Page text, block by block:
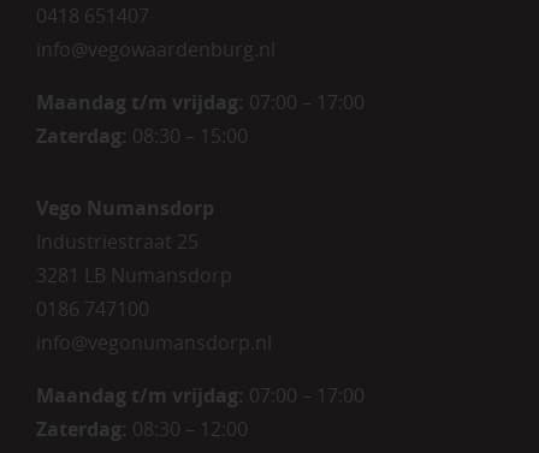
0418 651407
info@vegowaardenburg.nl
Maandag t/m vrijdag: 07:00 – 17:00
Zaterdag: 08:30 – 15:00
Vego Numansdorp
Industriestraat 25
3281 LB Numansdorp
0186 747100
info@vegonumansdorp.nl
Maandag t/m vrijdag: 07:00 – 17:00
Zaterdag: 08:30 – 12:00